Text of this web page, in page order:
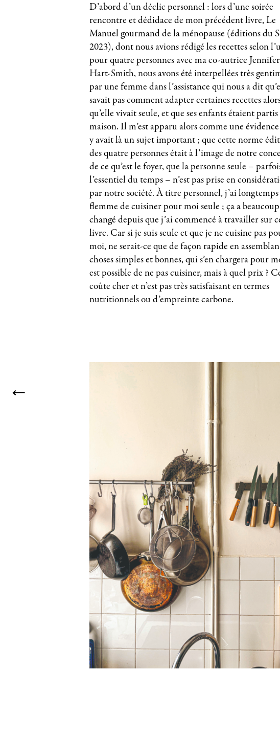
D’abord d’un déclic personnel : lors d’une soirée
rencontre et dédidace de mon précédent livre, Le
Manuel gourmand de la ménopause (éditions du
2023), dont nous avions rédigé les recettes selon
pour quatre personnes avec ma co-autrice Jennifer
Hart-Smith, nous avons été interpellées très
par une femme dans l’assistance qui nous a dit
savait pas comment adapter certaines recettes
qu’elle vivait seule, et que ses enfants étaient
maison. Il m’est apparu alors comme une
y avait là un sujet important ; que cette norme
des quatre personnes était à l’image de notre
de ce qu’est le foyer, que la personne seule –
l’essentiel du temps – n’est pas prise en
par notre société. À titre personnel, j’ai
flemme de cuisiner pour moi seule ; ça a beaucoup
changé depuis que j’ai commencé à travailler sur
livre. Car si je suis seule et que je ne cuisine pas
moi, ne serait-ce que de façon rapide en
choses simples et bonnes, qui s’en chargera pour
est possible de ne pas cuisiner, mais à quel prix ?
coûte cher et n’est pas très satisfaisant en termes
nutritionnels ou d’empreinte carbone.